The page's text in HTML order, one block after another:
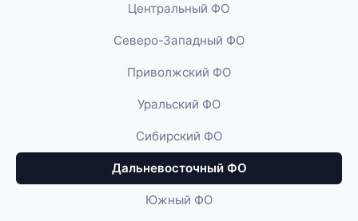
Центральный ФО
Северо-Западный ФО
Приволжский ФО
Уральский ФО
Сибирский ФО
Дальневосточный ФО
Южный ФО